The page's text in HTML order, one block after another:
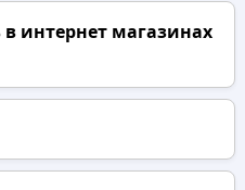
интернет магазинах